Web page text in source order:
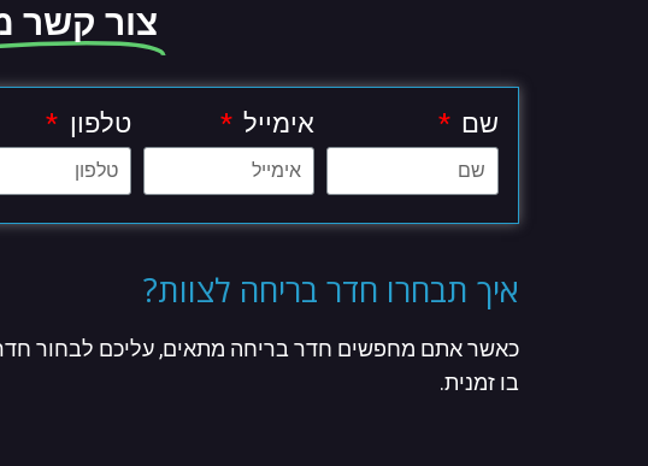
צור קשר
שם אימייל טלפון
איך תבחרו חדר בריחה לצוות?
כאשר אתם מחפשים חדר בריחה מתאים, עליכם לבחור
בו זמנית.